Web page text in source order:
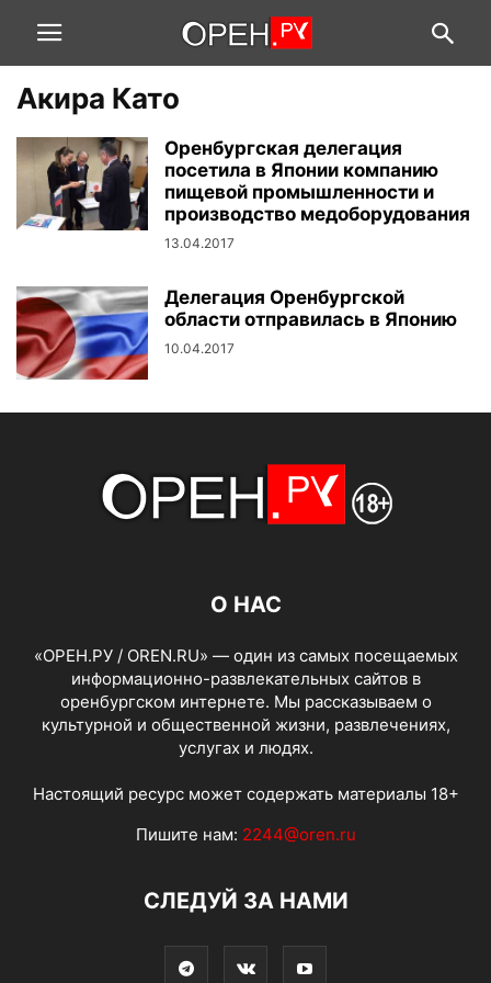
Акира Като
Оренбургская делегация
посетила в Японии компанию
пищевой промышленности и
производство медоборудования
13.04.2017
Делегация Оренбургской
области отправилась в Японию
10.04.2017
О НАС
«ОРЕН.РУ / OREN.RU» — один из самых посещаемых
информационно-развлекательных сайтов в
оренбургском интернете. Мы рассказываем о
культурной и общественной жизни, развлечениях,
услугах и людях.
Настоящий ресурс может содержать материалы 18+
Пишите нам: 2244@oren.ru
СЛЕДУЙ ЗА НАМИ